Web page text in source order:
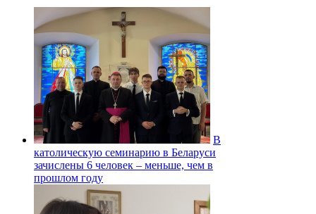
В
католическую семинарию в Беларуси
зачислены 6 человек – меньше, чем в
прошлом году